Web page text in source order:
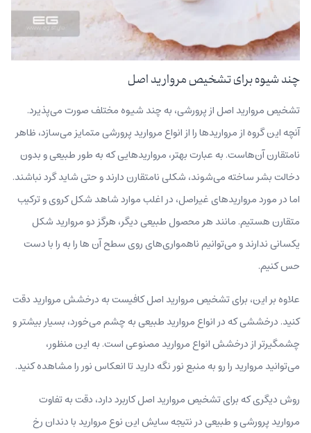
چند شیوه برای تشخیص مروارید اصل
تشخیص مروارید اصل از پرورشی، به چند شیوه مختلف صورت می‌پذیرد.
آنچه این گروه از مرواریدها را از انواع مروارید پرورشی متمایز می‌سازد، ظاهر
نامتقارن‌ آ‌ن‌هاست. به عبارت بهتر، مرواریدهایی که به طور طبیعی و بدون
دخالت بشر ساخته می‌شوند، شکلی نامتقارن دارند و حتی شاید گرد نباشند.
اما در مورد مرواریدهای غیراصل، در اغلب موارد شاهد شکل کروی و ترکیب
متقارن هستیم. مانند هر محصول طبیعی دیگر، هرگز دو مروارید شکل
یکسانی ندارند و می‌توانیم ناهمواری‌های روی سطح آن ها را به را با دست
حس کنیم.
علاوه‌ بر‌ این، برای تشخیص مروارید اصل کافیست به درخشش مروارید دقت
کنید. درخششی که در انواع مروارید طبیعی به چشم می‌خورد، بسیار بیشتر و
چشمگیرتر از درخشش انواع مروارید مصنوعی است. به این منظور،
می‌توانید مروارید را رو به منبع نور نگه‌ دارید تا انعکاس نور را مشاهده کنید.
روش دیگری که برای تشخیص مروارید اصل کاربرد دارد، دقت به تفاوت
مروارید پرورشی و طبیعی در نتیجه سایش این نوع مروارید با دندان رخ